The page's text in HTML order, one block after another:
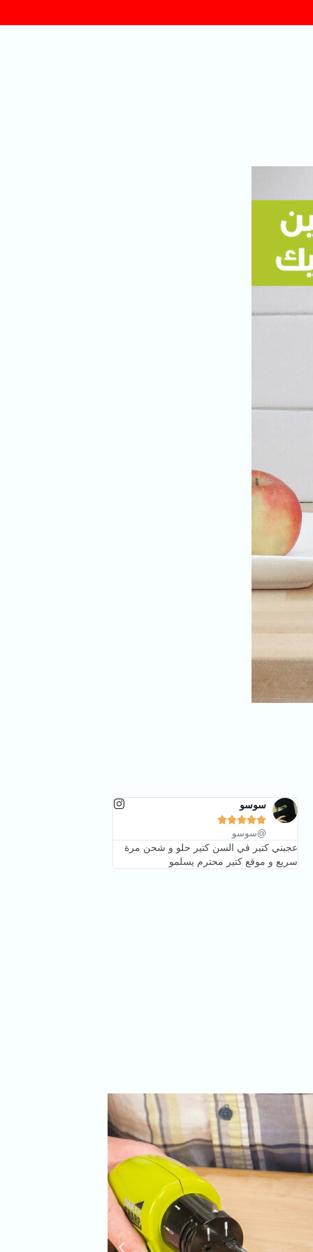
سوسو





@سوسو
عجبني كتير في السن كتير حلو و شحن مرة
سريع و موقع كتير محترم يسلمو